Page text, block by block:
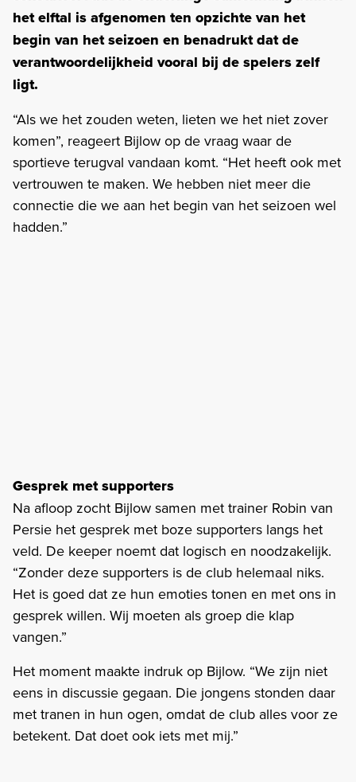
het elftal is afgenomen ten opzichte van het
begin van het seizoen en benadrukt dat de
verantwoordelijkheid vooral bij de spelers zelf
ligt.
“Als we het zouden weten, lieten we het niet zover
komen”, reageert Bijlow op de vraag waar de
sportieve terugval vandaan komt. “Het heeft ook met
vertrouwen te maken. We hebben niet meer die
connectie die we aan het begin van het seizoen wel
hadden.”
Gesprek met supporters
Na afloop zocht Bijlow samen met trainer Robin van
Persie het gesprek met boze supporters langs het
veld. De keeper noemt dat logisch en noodzakelijk.
“Zonder deze supporters is de club helemaal niks.
Het is goed dat ze hun emoties tonen en met ons in
gesprek willen. Wij moeten als groep die klap
vangen.”
Het moment maakte indruk op Bijlow. “We zijn niet
eens in discussie gegaan. Die jongens stonden daar
met tranen in hun ogen, omdat de club alles voor ze
betekent. Dat doet ook iets met mij.”